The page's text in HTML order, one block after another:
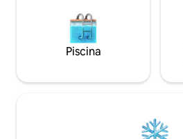
Piscina